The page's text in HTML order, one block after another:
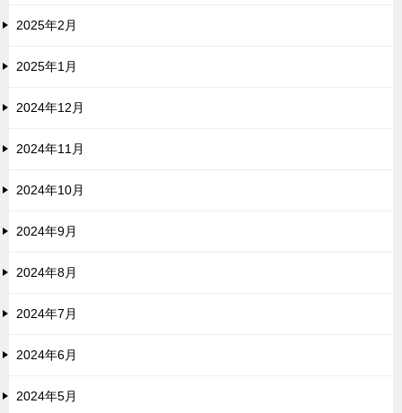
2025年2月
2025年1月
2024年12月
2024年11月
2024年10月
2024年9月
2024年8月
2024年7月
2024年6月
2024年5月